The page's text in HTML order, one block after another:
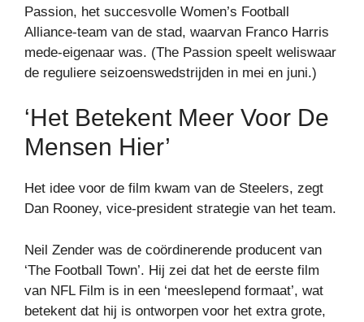
Passion, het succesvolle Women’s Football
Alliance-team van de stad, waarvan Franco Harris
mede-eigenaar was. (The Passion speelt weliswaar
de reguliere seizoenswedstrijden in mei en juni.)
‘Het Betekent Meer Voor De
Mensen Hier’
Het idee voor de film kwam van de Steelers, zegt
Dan Rooney, vice-president strategie van het team.
Neil Zender was de coördinerende producent van
‘The Football Town’. Hij zei dat het de eerste film
van NFL Film is in een ‘meeslepend formaat’, wat
betekent dat hij is ontworpen voor het extra grote,